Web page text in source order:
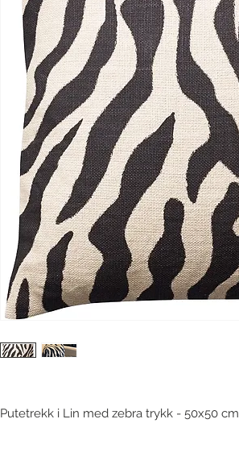
Putetrekk i Lin med zebra trykk - 50x50 cm